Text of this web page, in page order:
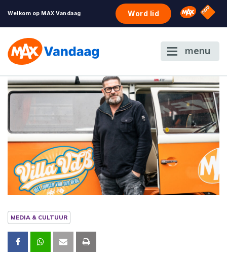
Welkom op MAX Vandaag Word lid Omroep
NPO
menu
MEDIA & CULTUUR